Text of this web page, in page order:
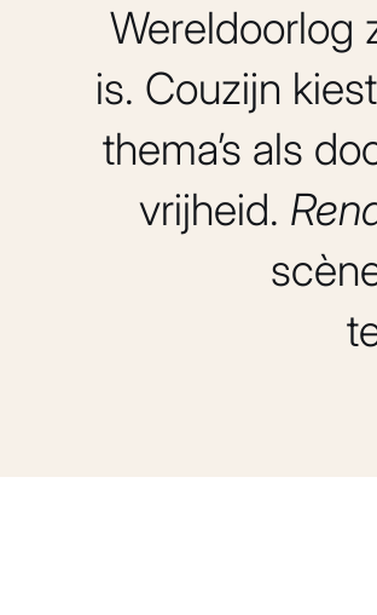
Wereldoorlog
is. Couzijn
thema’s als
vrijheid.